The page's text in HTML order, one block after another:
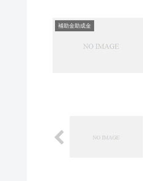
補助金助成金